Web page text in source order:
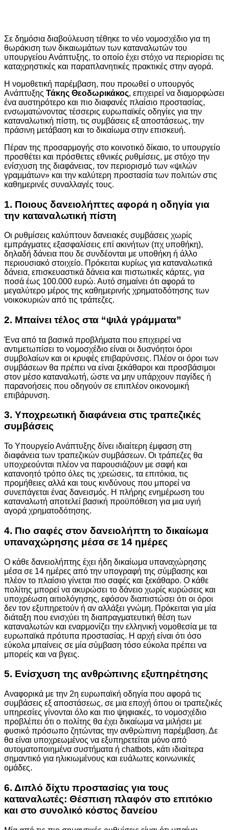
Σε δημόσια διαβούλευση τέθηκε το νέο νομοσχέδιο για τη
θωράκιση των δικαιωμάτων των καταναλωτών του
υπουργείου Ανάπτυξης, το οποίο έχει στόχο να περιορίσει τις
καταχρηστικές και παραπλανητικές πρακτικές στην αγορά.
Η νομοθετική παρέμβαση, που προωθεί ο υπουργός
Ανάπτυξης Τάκης Θεοδωρικάκος, επιχειρεί να διαμορφώσει
ένα αυστηρότερο και πιο διαφανές πλαίσιο προστασίας,
ενσωματώνοντας τέσσερις ευρωπαϊκές οδηγίες για την
καταναλωτική πίστη, τις συμβάσεις εξ αποστάσεως, την
πράσινη μετάβαση και το δικαίωμα στην επισκευή.
Πέραν της προσαρμογής στο κοινοτικό δίκαιο, το υπουργείο
προσθέτει και πρόσθετες εθνικές ρυθμίσεις, με στόχο την
ενίσχυση της διαφάνειας, τον περιορισμό των «ψιλών
γραμμάτων» και την καλύτερη προστασία των πολιτών στις
καθημερινές συναλλαγές τους.
1. Ποιους δανειολήπτες αφορά η οδηγία για
την καταναλωτική πίστη
Οι ρυθμίσεις καλύπτουν δανειακές συμβάσεις χωρίς
εμπράγματες εξασφαλίσεις επί ακινήτων (πχ υποθήκη),
δηλαδή δάνεια που δε συνδέονται με υποθήκη ή άλλο
περιουσιακό στοιχείο. Πρόκειται κυρίως για καταναλωτικά
δάνεια, επισκευαστικά δάνεια και πιστωτικές κάρτες, για
ποσά έως 100.000 ευρώ. Αυτό σημαίνει ότι αφορά το
μεγαλύτερο μέρος της καθημερινής χρηματοδότησης των
νοικοκυριών από τις τράπεζες.
2. Μπαίνει τέλος στα “ψιλά γράμματα”
Ένα από τα βασικά προβλήματα που επιχειρεί να
αντιμετωπίσει το νομοσχέδιο είναι οι δυσνόητοι όροι
συμβολαίων και οι κρυφές επιβαρύνσεις. Πλέον οι όροι των
συμβάσεων θα πρέπει να είναι ξεκάθαροι και προσβάσιμοι
στον μέσο καταναλωτή, ώστε να μην υπάρχουν παγίδες ή
παρανοήσεις που οδηγούν σε επιπλέον οικονομική
επιβάρυνση.
3. Υποχρεωτική διαφάνεια στις τραπεζικές
συμβάσεις
Το Υπουργείο Ανάπτυξης δίνει ιδιαίτερη έμφαση στη
διαφάνεια των τραπεζικών συμβάσεων. Οι τράπεζες θα
υποχρεούνται πλέον να παρουσιάζουν με σαφή και
κατανοητό τρόπο όλες τις χρεώσεις, τα επιτόκια, τις
προμήθειες αλλά και τους κινδύνους που μπορεί να
συνεπάγεται ένας δανεισμός. Η πλήρης ενημέρωση του
καταναλωτή αποτελεί βασική προϋπόθεση για μια υγιή
αγορά χρηματοδότησης.
4. Πιο σαφές στον δανειολήπτη το δικαίωμα
υπαναχώρησης μέσα σε 14 ημέρες
Ο κάθε δανειολήπτης έχει ήδη δικαίωμα υπαναχώρησης
μέσα σε 14 ημέρες από την υπογραφή της σύμβασης και
πλέον το πλαίσιο γίνεται πιο σαφές και ξεκάθαρο. Ο κάθε
πολίτης μπορεί να ακυρώσει το δάνειο χωρίς κυρώσεις και
υποχρέωση αιτιολόγησης, εφόσον διαπιστώσει ότι οι όροι
δεν τον εξυπηρετούν ή αν αλλάξει γνώμη. Πρόκειται για μία
διάταξη που ενισχύει τη διαπραγματευτική θέση των
καταναλωτών και εναρμονίζει την ελληνική νομοθεσία με τα
ευρωπαϊκά πρότυπα προστασίας. Η αρχή είναι ότι όσο
εύκολα μπαίνεις σε μία σύμβαση τόσο εύκολα πρέπει να
μπορείς και να βγεις.
5. Ενίσχυση της ανθρώπινης εξυπηρέτησης
Αναφορικά με την 2η ευρωπαϊκή οδηγία που αφορά τις
συμβάσεις εξ αποστάσεως, σε μια εποχή όπου οι τραπεζικές
υπηρεσίες γίνονται όλο και πιο ψηφιακές, το νομοσχέδιο
προβλέπει ότι ο πολίτης θα έχει δικαίωμα να μιλήσει με
φυσικό πρόσωπο ζητώντας την ανθρώπινη παρέμβαση. Δε
θα είναι υποχρεωμένος να εξυπηρετείται μόνο από
αυτοματοποιημένα συστήματα ή chatbots, κάτι ιδιαίτερα
σημαντικό για ηλικιωμένους και ευάλωτες κοινωνικές
ομάδες.
6. Διπλό δίχτυ προστασίας για τους
καταναλωτές: Θέσπιση πλαφόν στο επιτόκιο
και στο συνολικό κόστος δανείου